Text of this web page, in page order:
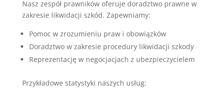
Nasz zespół prawników oferuje doradztwo prawne w
zakresie likwidacji szkód. Zapewniamy:
Pomoc w zrozumieniu praw i obowiązków
Doradztwo w zakresie procedury likwidacji szkody
Reprezentację w negocjacjach z ubezpieczycielem
Przykładowe statystyki naszych usług: